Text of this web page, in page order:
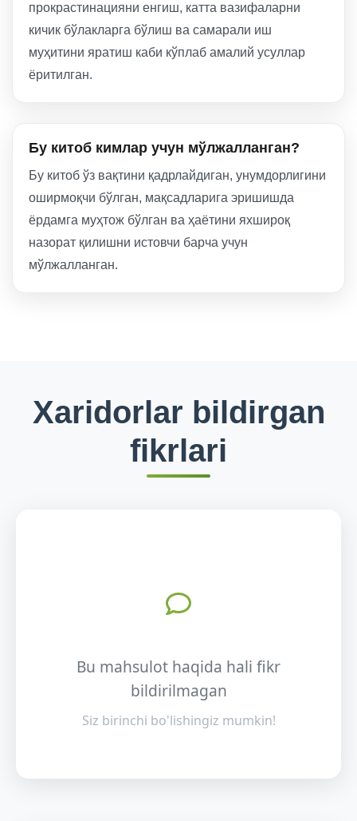
прокрастинацияни енгиш, катта вазифаларни
кичик бўлакларга бўлиш ва самарали иш
муҳитини яратиш каби кўплаб амалий усуллар
ёритилган.
Бу китоб кимлар учун мўлжалланган?
Бу китоб ўз вақтини қадрлайдиган, унумдорлигини
оширмоқчи бўлган, мақсадларига эришишда
ёрдамга муҳтож бўлган ва ҳаётини яхшироқ
назорат қилишни истовчи барча учун
мўлжалланган.
Xaridorlar bildirgan
fikrlari
Bu mahsulot haqida hali fikr
bildirilmagan
Siz birinchi bo'lishingiz mumkin!